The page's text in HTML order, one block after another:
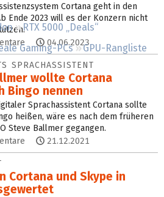
RTX 5000 „Deals“
Gaming-PCs
GPU-Rangliste
Cortana geht in den
Ende 2023 will es der Konzern nicht
04.06.2023
SPRACHASSISTENT
wollte Cortana
Bingo nennen
Sprachassistent Cortana sollte
heißen, wäre es nach dem früheren
Steve Ballmer gegangen.
21.12.2021
Cortana und Skype in